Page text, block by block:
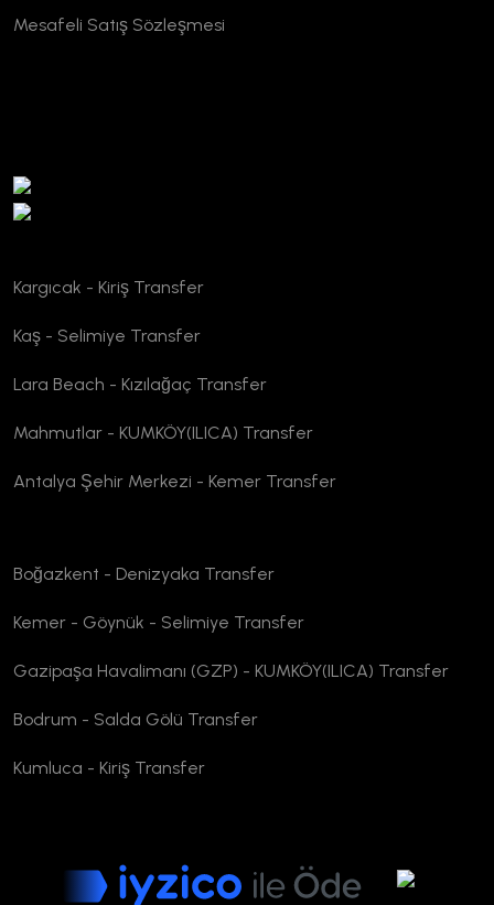
Mesafeli Satış Sözleşmesi
Kargıcak - Kiriş Transfer
Kaş - Selimiye Transfer
Lara Beach - Kızılağaç Transfer
Mahmutlar - KUMKÖY(ILICA) Transfer
Antalya Şehir Merkezi - Kemer Transfer
Boğazkent - Denizyaka Transfer
Kemer - Göynük - Selimiye Transfer
Gazipaşa Havalimanı (GZP) - KUMKÖY(ILICA) Transfer
Bodrum - Salda Gölü Transfer
Kumluca - Kiriş Transfer